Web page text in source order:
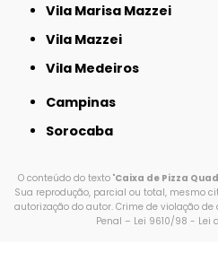
Vila Marisa Mazzei
Vila Mazzei
Vila Medeiros
Campinas
Sorocaba
O conteúdo do texto "Caixa de Pizza
Sua reprodução, parcial ou total, mesmo
autorização do autor. Crime de violação
Penal – Lei 9610/98 - Lei